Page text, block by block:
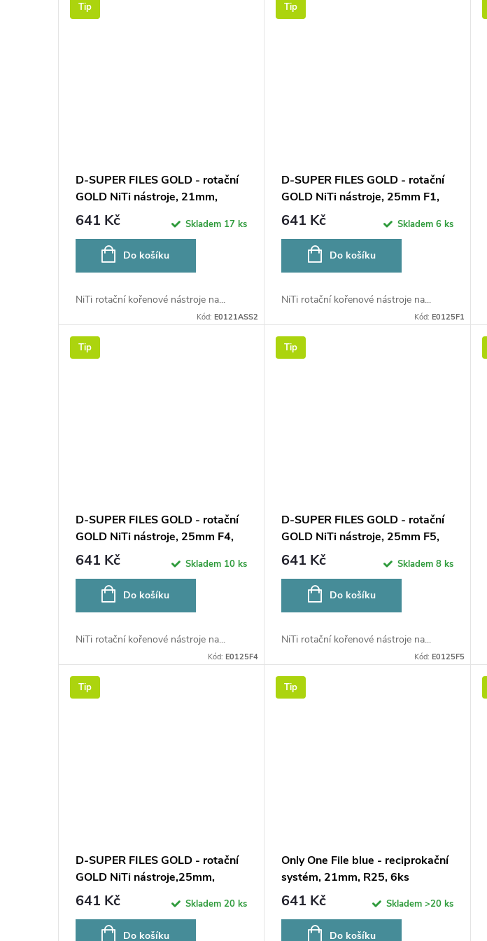
Tip
D-SUPER FILES GOLD - rotační
GOLD NiTi nástroje, 21mm,
SORT. SX-F3, 6ks
641 Kč Skladem 17 ks
Do košíku
NiTi rotační kořenové nástroje na...
Kód:E0121ASS2
Tip
D-SUPER FILES GOLD - rotační
GOLD NiTi nástroje, 25mm F1,
6ks
641 Kč Skladem 6 ks
Do košíku
NiTi rotační kořenové nástroje na...
Kód: E0125F1
Tip
D-SUPER FILES GOLD - rotační
GOLD NiTi nástroje, 25mm F4,
6ks
641 Kč Skladem 10 ks
Do košíku
NiTi rotační kořenové nástroje na...
Kód:E0125F4
Tip
D-SUPER FILES GOLD - rotační
GOLD NiTi nástroje, 25mm F5,
6ks
641 Kč Skladem 8 ks
Do košíku
NiTi rotační kořenové nástroje na...
Kód: E0125F5
Tip
D-SUPER FILES GOLD - rotační
GOLD NiTi nástroje,25mm,
SORT. SX-F3,6ks
641 Kč Skladem20 ks
Do košíku
Tip
Only One File blue - reciprokační
systém, 21mm, R25, 6ks
641 Kč Skladem >20 ks
Do košíku